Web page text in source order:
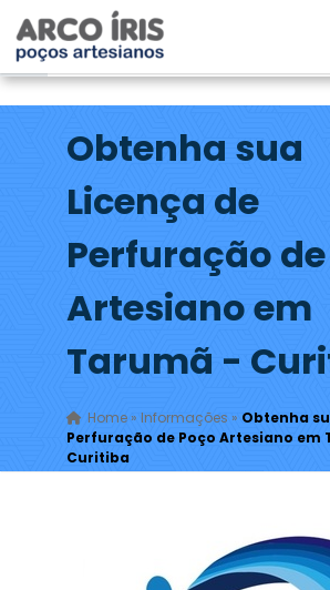
Obtenha sua
Licença de
Perfuração
Artesiano em
Tarumã -
Home» Informações » Obtenha
Perfuração de Poço Artesiano em
Curitiba